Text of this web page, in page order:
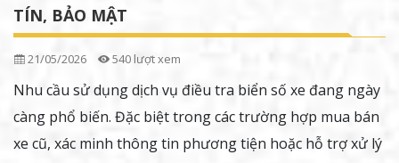
TÍN, BẢO MẬT
21/05/2026 540 lượt xem
Nhu cầu sử dụng dịch vụ điều tra biển số xe đang ngày
càng phổ biến. Đặc biệt trong các trường hợp mua bán
xe cũ, xác minh thông tin phương tiện hoặc hỗ trợ xử lý